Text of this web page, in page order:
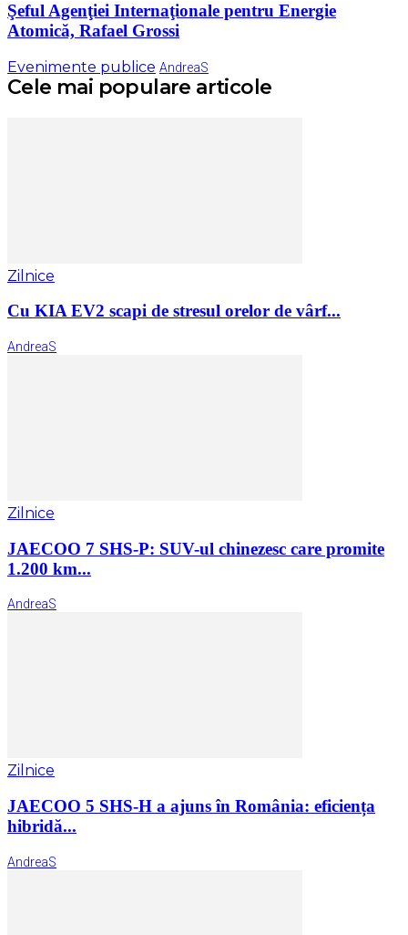
Şeful Agenţiei Internaţionale pentru Energie
Atomică, Rafael Grossi
Evenimente publice AndreaS
Cele mai populare articole
Zilnice
Cu KIA EV2 scapi de stresul orelor de vârf...
AndreaS
Zilnice
JAECOO 7 SHS-P: SUV-ul chinezesc care promite
1.200 km...
AndreaS
Zilnice
JAECOO 5 SHS-H a ajuns în România: eficiența
hibridă...
AndreaS